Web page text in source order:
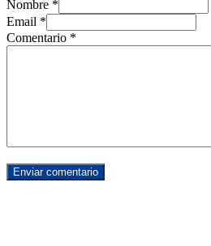
Nombre *
Email *
Comentario *